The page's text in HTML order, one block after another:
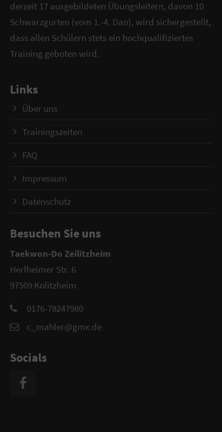
derzeit 17 ausgebildeten Übungsleitern, davon 10
Schwarzgurten (vom 1.-4. Dan), wird sichergestellt,
dass allen Schülern stets ein hochqualifiziertes
Training geboten wird.
Links
Über uns
Trainingszeiten
FAQ
Impressum
Datenschutz
Besuchen Sie uns
Taekwon-Do Zeilitzheim
Herlheimer Str. 6
97509 Kolitzheim
0176-78247980
c_mahler@gmx.de
Socials